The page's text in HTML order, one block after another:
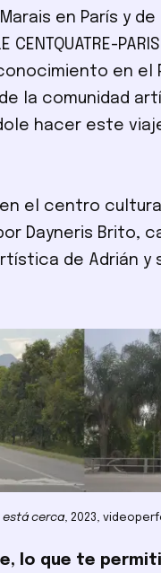
en París y de
CENTQUATRE-
en el
la comunidad
hacer este
el centro
Dayneris Brito,
de Adrián y
está cerca, 2023,
lo que te